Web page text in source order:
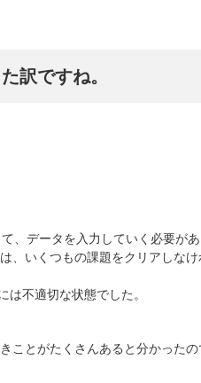
訳ですね。
、データを入力していく必要が
、いくつもの課題をクリアしな
不適切な状態でした。
とがたくさんあると分かったの